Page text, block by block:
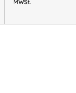
MWSt.